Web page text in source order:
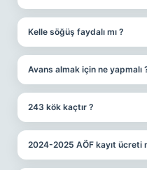
Kelle söğüş faydalı mı ?
Avans almak için ne yapmalı
243 kök kaçtır ?
2024-2025 AÖF kayıt ücreti